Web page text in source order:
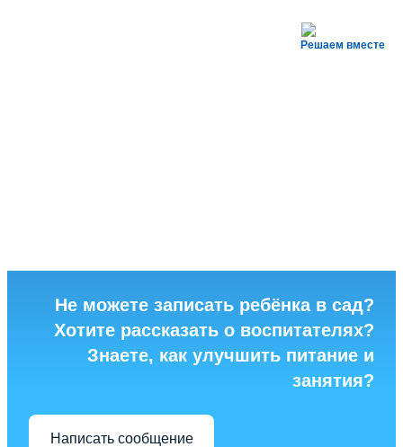
Решаем вместе
Не можете записать ребёнка в сад?
Хотите рассказать о воспитателях?
Знаете, как улучшить питание и
занятия?
Написать сообщение